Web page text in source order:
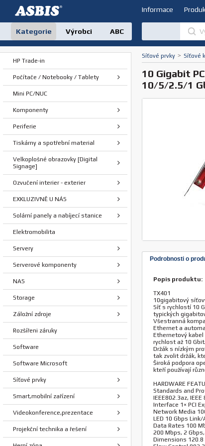
Informace
Síťové prvky > Síťové
10 Gigabit
10/5/2.5/1
Podrobnosti o
Popis produktu:
TX401
10gigabitový
Síť s rychlostí 10
typických
Všestranná
Ethernet a
Ethernetový kabel
rychlost až 10
Držák s nízkým
tak zvolit držák,
Široká podpora
kteří používají
HARDWARE
Standards and
IEEE802.3az, IEEE
Interface 1× PCI
Network Media
LED 10 Gbps
Data Rates 100
200 Mbps, 2
Dimensions 120.8
Kategorie Výrobci ABC
HP Trade-in
Počítače / Notebooky / Tablety
Mini PC/NUC
Komponenty
Periferie
Tiskárny a spotřební material
Velkoplošné obrazovky [Digital
Signage]
Ozvučení interier - exterier
EXKLUZIVNĚ U NÁS
Solární panely a nabíjecí stanice
Elektromobilita
Servery
Serverové komponenty
NAS
Storage
Záložní zdroje
Rozšířeni záruky
Software
Software Microsoft
Síťové prvky
Smart,mobilní zařízení
Videokonference,prezentace
Projekční technika a řešení